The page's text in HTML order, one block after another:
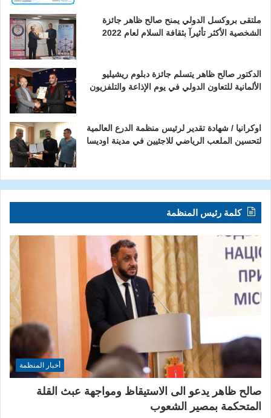
ملتقى بروكسل الدولي يمنح صالح ظاهر جائزة
الشخصية الأكثر تأثيرآ بثقافة السلام لعام 2022
الدكتور صالح ظاهر يتسلم جائزة دبلوم ريشيليو
الألمانية للتعاون الدولي في يوم الإذاعة والتلفزيون
اوكرانيا / شهادة تقدير لرئيس منظمة الدرع العالمية
لتحسين الملعب الرياضي للاجئيين في مدينة اوديسا
كلمة رئيس المنظمة
أخبار المنظمة
صالح ظاهر يدعو الى الاستيقاظ ومواجهة عبث القلة
المتحكمة بمصير الشعوب